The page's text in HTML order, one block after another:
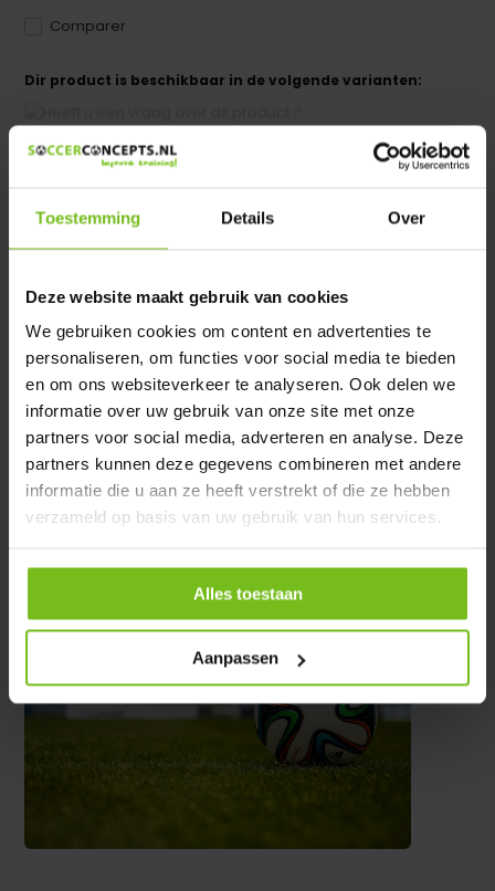
Toestemming Details Over
Deze website maakt gebruik van cookies
We gebruiken cookies om content en advertenties te
personaliseren, om functies voor social media te bieden
en om ons websiteverkeer te analyseren. Ook delen we
informatie over uw gebruik van onze site met onze
partners voor social media, adverteren en analyse. Deze
partners kunnen deze gegevens combineren met andere
informatie die u aan ze heeft verstrekt of die ze hebben
verzameld op basis van uw gebruik van hun services.
Alles toestaan
Aanpassen
Comparer
Dir product is beschikbaar in de volgende varianten:
We helpen u graag met meer informatie
Spécifications
Évaluations
Partager